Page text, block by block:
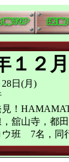
１２
日(月)
見！
舘山寺，都田
ウ班 7名，同